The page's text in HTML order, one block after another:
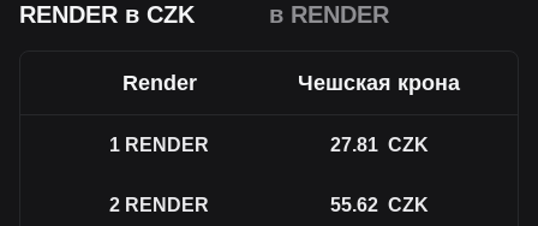
RENDER в CZK
в RENDER
Render Чешская крона
1 RENDER 27.81 CZK
2 RENDER 55.62 CZK